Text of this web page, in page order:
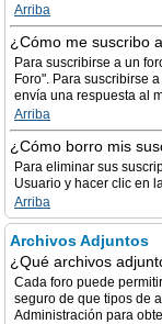
Arriba
¿Cómo me suscribo
Para suscribirse a un
Foro". Para suscribirse
envía una respuesta al
Arriba
¿Cómo borro mis
Para eliminar sus
Usuario y hacer clic en
Arriba
Archivos Adjuntos
¿Qué archivos
Cada foro puede
seguro de que tipos de
Administración para